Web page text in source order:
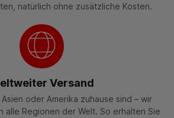
natürlich ohne zusätzliche Kosten.
Versand
oder Amerika zuhause sind – wir
alle Regionen der Welt. So erhalten Sie